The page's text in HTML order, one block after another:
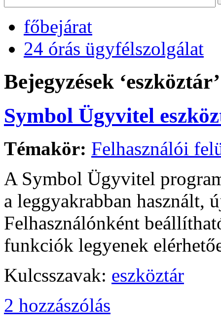
főbejárat
24 órás ügyfélszolgálat
Bejegyzések
Symbol Ügyvitel
Témakör: Felhasználói
A Symbol Ügyvitel
a leggyakrabban használt,
Felhasználónként
funkciók legyenek
Kulcsszavak: eszköztár
2 hozzászólás